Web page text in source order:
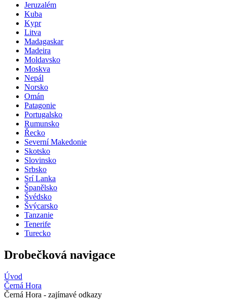
Jeruzalém
Kuba
Kypr
Litva
Madagaskar
Madeira
Moldavsko
Moskva
Nepál
Norsko
Omán
Patagonie
Portugalsko
Rumunsko
Řecko
Severní Makedonie
Skotsko
Slovinsko
Srbsko
Srí Lanka
Španělsko
Švédsko
Švýcarsko
Tanzanie
Tenerife
Turecko
Drobečková navigace
Úvod
Černá Hora
Černá Hora - zajímavé odkazy